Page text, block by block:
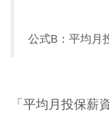
公式B：平均月
「平均月投保薪